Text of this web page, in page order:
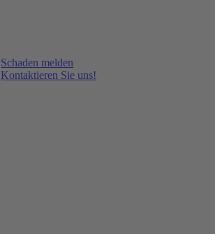
Schaden melden
Kontaktieren Sie uns!